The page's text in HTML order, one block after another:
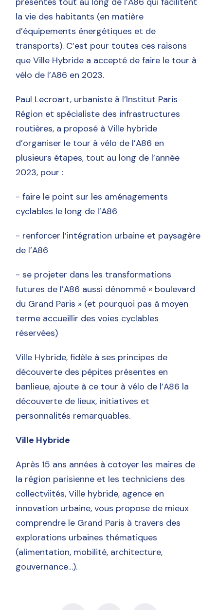
la vie des habitants (en matière
d’équipements énergétiques et de
transports). C’est pour toutes ces raisons
que Ville Hybride a accepté de faire le tour à
vélo de l’A86 en 2023.
Paul Lecroart, urbaniste à l’Institut Paris
Région et spécialiste des infrastructures
routières, a proposé à Ville hybride
d’organiser le tour à vélo de l’A86 en
plusieurs étapes, tout au long de l’année
2023, pour :
- faire le point sur les aménagements
cyclables le long de l’A86
- renforcer l’intégration urbaine et paysagère
de l’A86
- se projeter dans les transformations
futures de l’A86 aussi dénommé « boulevard
du Grand Paris » (et pourquoi pas à moyen
terme accueillir des voies cyclables
réservées)
Ville Hybride, fidèle à ses principes de
découverte des pépites présentes en
banlieue, ajoute à ce tour à vélo de l’A86 la
découverte de lieux, initiatives et
personnalités remarquables.
Ville Hybride
Après 15 ans années à cotoyer les maires de
la région parisienne et les techniciens des
collectviités, Ville hybride, agence en
innovation urbaine, vous propose de mieux
comprendre le Grand Paris à travers des
explorations urbaines thématiques
(alimentation, mobilité, architecture,
gouvernance…).